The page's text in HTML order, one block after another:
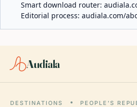
Smart download router:
Editorial process: audiala.com/
Audiala
DESTINATIONS
PEOPLE'S